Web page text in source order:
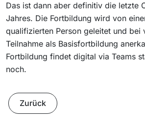
Das ist dann aber definitiv die letzte
Jahres. Die Fortbildung wird von
qualifizierten Person geleitet und bei
Teilnahme als Basisfortbildung
Fortbildung findet digital via Teams
noch.
Zurück